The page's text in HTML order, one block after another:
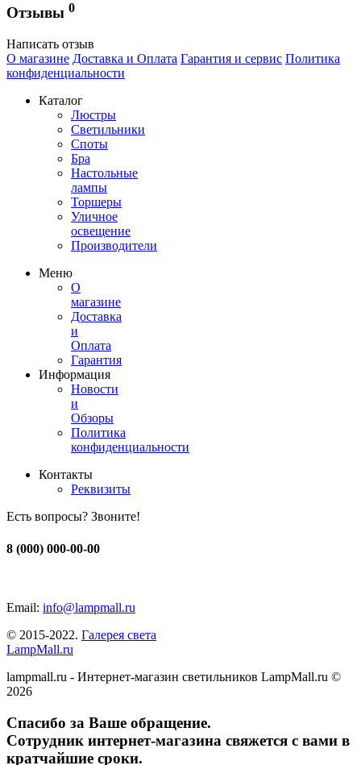
Отзывы 0
Написать отзыв
О магазине Доставка и Оплата Гарантия и сервис Политика
конфиденциальности
Каталог
Люстры
Светильники
Споты
Бра
Настольные
лампы
Торшеры
Уличное
освещение
Производители
Меню
О
магазине
Доставка
и
Оплата
Гарантия
Информация
Новости
и
Обзоры
Политика
конфиденциальности
Контакты
Реквизиты
Есть вопросы? Звоните!
8 (000) 000-00-00
Email: info@lampmall.ru
© 2015-2022. Галерея света
LampMall.ru
lampmall.ru - Интернет-магазин светильников LampMall.ru ©
2026
Спасибо за Ваше обращение.
Сотрудник интернет-магазина свяжется с вами в
кратчайшие сроки.